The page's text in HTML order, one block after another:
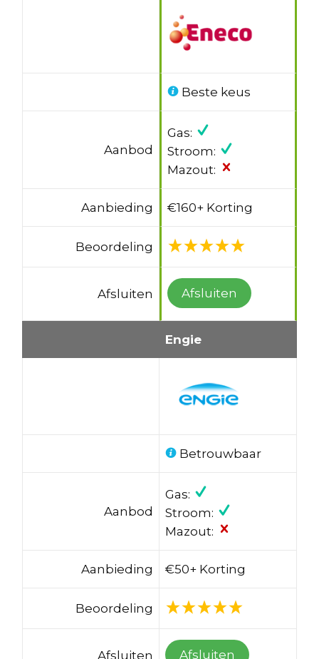
Beste keus
Aanbod
Gas:
Stroom:
Mazout:
Aanbieding €160+ Korting
Beoordeling
Afsluiten Afsluiten
Engie
Betrouwbaar
Aanbod
Gas:
Stroom:
Mazout:
Aanbieding €50+ Korting
Beoordeling
Afsluiten Afsluiten